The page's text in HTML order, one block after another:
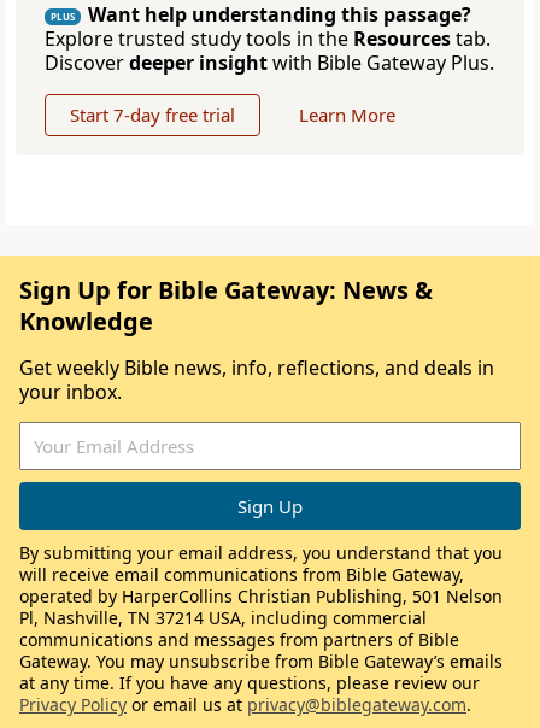
PLUS
Want help understanding this passage?
Explore trusted study tools in the Resourcestab.
Discoverdeeper insightwith Bible Gateway Plus.
Start 7-day free trial Learn More
Sign Up for Bible Gateway: News &
Knowledge
Get weekly Bible news, info, reflections, and deals in
your inbox.
By submitting your email address, you understand that you
will receive email communications from Bible Gateway,
operated by HarperCollins Christian Publishing, 501 Nelson
Pl, Nashville, TN 37214 USA, including commercial
communications and messages from partners of Bible
Gateway. You may unsubscribe from Bible Gateway’s emails
at any time. If you have any questions, please review our
Privacy Policy or email us at privacy@biblegateway.com.